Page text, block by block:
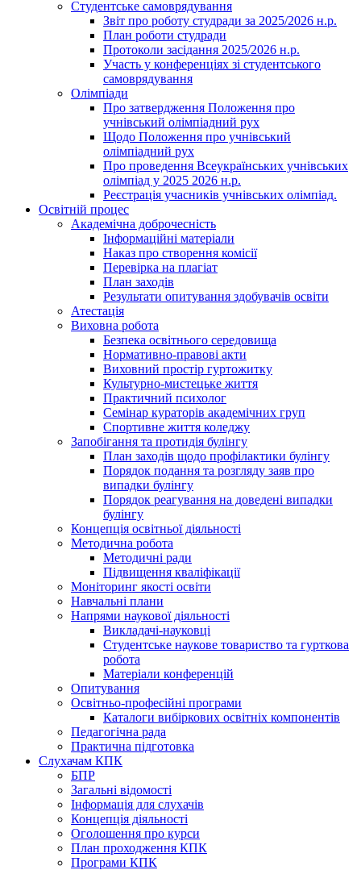
Студентське самоврядування
Звіт про роботу студради за 2025/2026 н.р.
План роботи студради
Протоколи засідання 2025/2026 н.р.
Участь у конференціях зі студентського
самоврядування
Олімпіади
Про затвердження Положення про
учнівський олімпіадний рух
Щодо Положення про учнівський
олімпіадний рух
Про проведення Всеукраїнських учнівських
олімпіад у 2025 2026 н.р.
Реєстрація учасників учнівських олімпіад.
Освітній процес
Академічна доброчесність
Інформаційні матеріали
Наказ про створення комісії
Перевірка на плагіат
План заходів
Результати опитування здобувачів освіти
Атестація
Виховна робота
Безпека освітнього середовища
Нормативно-правові акти
Виховний простір гуртожитку
Культурно-мистецьке життя
Практичний психолог
Семінар кураторів академічних груп
Спортивне життя коледжу
Запобігання та протидія булінгу
План заходів щодо профілактики булінгу
Порядок подання та розгляду заяв про
випадки булінгу
Порядок реагування на доведені випадки
булінгу
Концепція освітньої діяльності
Методична робота
Методичні ради
Підвищення кваліфікації
Моніторинг якості освіти
Навчальні плани
Напрями наукової діяльності
Викладачі-науковці
Студентське наукове товариство та гурткова
робота
Матеріали конференцій
Опитування
Освітньо-професійні програми
Каталоги вибіркових освітніх компонентів
Педагогічна рада
Практична підготовка
Слухачам КПК
БПР
Загальні відомості
Інформація для слухачів
Концепція діяльності
Оголошення про курси
План проходження КПК
Програми КПК